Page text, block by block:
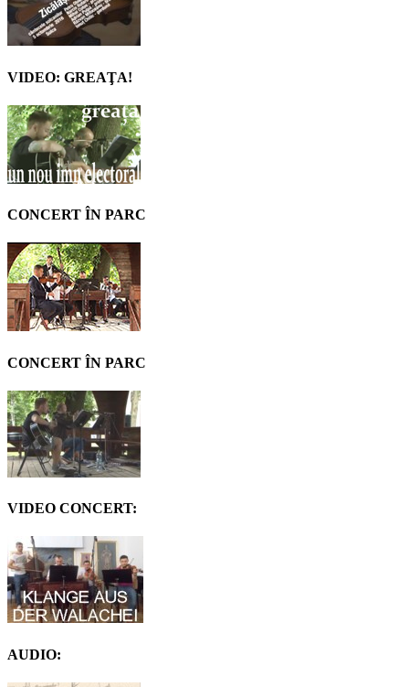
VIDEO: GREAŢA!
CONCERT ÎN PARC
CONCERT ÎN PARC
VIDEO CONCERT:
AUDIO: